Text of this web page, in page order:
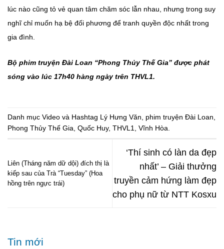
lúc nào cũng tỏ vẻ quan tâm chăm sóc lẫn nhau, nhưng trong suy
nghĩ chỉ muốn hạ bệ đối phương để tranh quyền độc nhất trong
gia đình.
Bộ phim truyện Đài Loan “Phong Thủy Thế Gia” được phát
sóng vào lúc 17h40 hàng ngày trên THVL1.
Danh mục Video và Hashtag Lý Hưng Văn phim truyện Đài Loan
Phong Thủy Thế Gia Quốc Huy, THVL1 Vĩnh Hòa
Liên (Tháng năm dữ dội) đích thị là
kiếp sau của Trà “Tuesday” (Hoa
hồng trên ngực trái)
‘Thí sinh có làn da đẹp
nhất’ – Giải thưởng
truyền cảm hứng làm đẹp
cho phụ nữ từ NTT Kosxu
Tin mới